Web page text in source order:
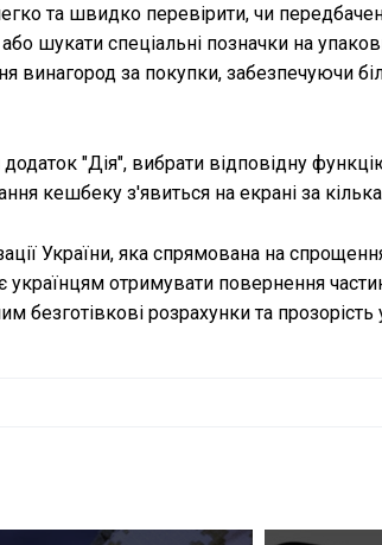
та швидко перевірити, чи
шукати спеціальні позначки на
винагород за покупки, забезпечуючи
"Дія", вибрати відповідну
кешбеку з'явиться на екрані за
України, яка спрямована на
українцям отримувати повернення
розрахунки та прозорість у